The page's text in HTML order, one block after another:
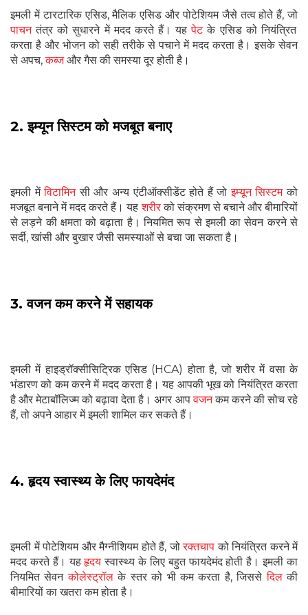
इमली में टारटारिक एसिड, मैलिक एसिड और पोटेशियम जैसे तत्व होते हैं, जो
पाचनतंत्र को सुधारने में मदद करते हैं। यहपेटके एसिड को नियंत्रित
करता है और भोजन को सही तरीके से पचाने में मदद करता है। इसके सेवन
से अपच,कब्जऔर गैस की समस्या दूर होती है।
2. इम्यून सिस्टम को मजबूत बनाए
इमली मेंविटामिनसी और अन्य एंटीऑक्सीडेंट होते हैं जोइम्यून सिस्टमको
मजबूत बनाने में मदद करते हैं। यहशरीरको संक्रमण से बचाने और बीमारियों
से लड़ने की क्षमता को बढ़ाता है। नियमित रूप से इमली का सेवन करने से
सर्दी, खांसी और बुखार जैसी समस्याओं से बचा जा सकता है।
3. वजन कम करने में सहायक
इमली में हाइड्रॉक्सीसिट्रिक एसिड (HCA) होता है, जो शरीर में वसा के
भंडारण को कम करने में मदद करता है। यह आपकी भूख को नियंत्रित करता
है और मेटाबॉलिज्म को बढ़ावा देता है। अगर आपवजनकम करने की सोच रहे
हैं, तो अपने आहार में इमली शामिल कर सकते हैं।
4. हृदय स्वास्थ्य के लिए फायदेमंद
इमली में पोटेशियम और मैग्नीशियम होते हैं, जोरक्तचाप को नियंत्रित करने में
मदद करते हैं। यहहृदय स्वास्थ्य के लिए बहुत फायदेमंद होती है। इमली का
नियमित सेवनकोलेस्ट्रॉलके स्तर को भी कम करता है, जिससेदिलकी
बीमारियों का खतरा कम होता है।